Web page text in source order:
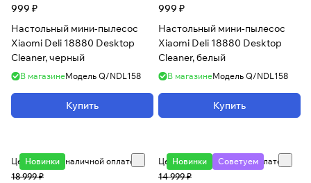
999 ₽
Настольный мини-пылесос
Xiaomi Deli 18880 Desktop
Cleaner, черный
В магазинеМодель Q/NDL158
Купить
999 ₽
Настольный мини-пылесос
Xiaomi Deli 18880 Desktop
Cleaner, белый
В магазинеМодель Q/NDL158
Купить
Новинки
Цена при безналичной оплате
18 999 ₽
Новинки Советуем
Цена при безналичной оплате
14 999 ₽